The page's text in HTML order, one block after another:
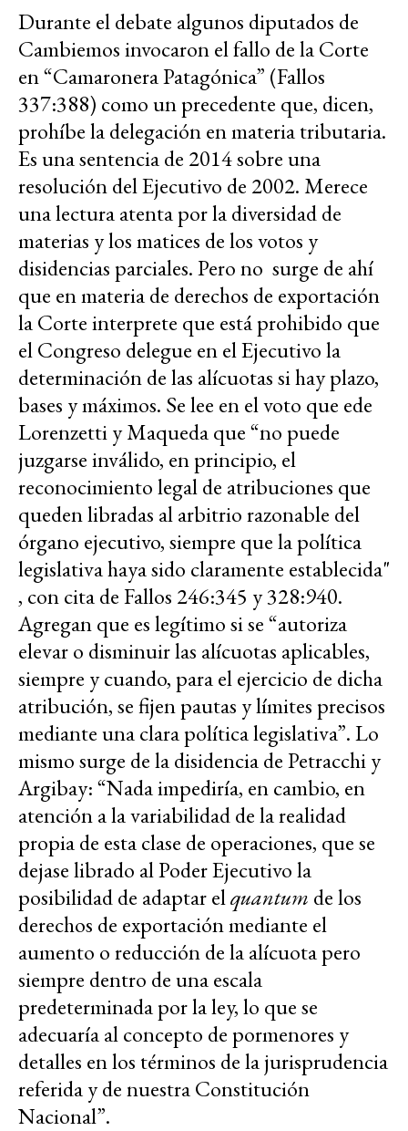
Durante el debate algunos diputados de
Cambiemos invocaron el fallo de la Corte
en “Camaronera Patagónica” (Fallos
337:388) como un precedente que, dicen,
prohíbe la delegación en materia tributaria.
Es una sentencia de 2014 sobre una
resolución del Ejecutivo de 2002. Merece
una lectura atenta por la diversidad de
materias y los matices de los votos y
disidencias parciales. Pero no surge de ahí
que en materia de derechos de exportación
la Corte interprete que está prohibido que
el Congreso delegue en el Ejecutivo la
determinación de las alícuotas si hay plazo,
bases y máximos. Se lee en el voto que ede
Lorenzetti y Maqueda que “no puede
juzgarse inválido, en principio, el
reconocimiento legal de atribuciones que
queden libradas al arbitrio razonable del
órgano ejecutivo, siempre que la política
legislativa haya sido claramente establecida"
, con cita de Fallos 246:345 y 328:940.
Agregan que es legítimo si se “autoriza
elevar o disminuir las alícuotas aplicables,
siempre y cuando, para el ejercicio de dicha
atribución, se fijen pautas y límites precisos
mediante una clara política legislativa”. Lo
mismo surge de la disidencia de Petracchi y
Argibay: “Nada impediría, en cambio, en
atención a la variabilidad de la realidad
propia de esta clase de operaciones, que se
dejase librado al Poder Ejecutivo la
posibilidad de adaptar elquantum de los
derechos de exportación mediante el
aumento o reducción de la alícuota pero
siempre dentro de una escala
predeterminada por la ley, lo que se
adecuaría al concepto de pormenores y
detalles en los términos de la jurisprudencia
referida y de nuestra Constitución
Nacional”.